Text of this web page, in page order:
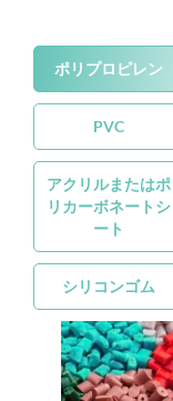
ポリプロピレン
PVC
アクリルまたはポ
リカーボネートシ
ート
シリコンゴム